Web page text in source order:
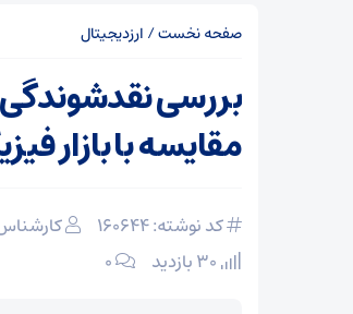
صفحه نخست/ ارزدیجیتال
بررسی
مقایسه با بازار
کد نوشته: 160644
۰